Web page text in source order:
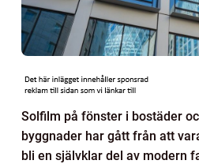
Solfilm på fönster i bostäder
byggnader har gått från att
bli en självklar del av modern